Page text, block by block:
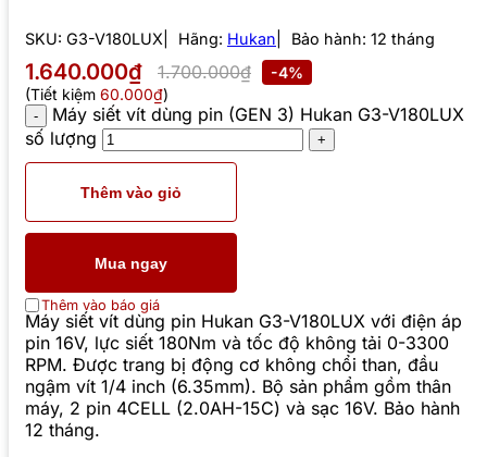
SKU: G3-V180LUX Hãng: Hukan Bảo hành: 12 tháng
1.640.000₫ 1.700.000₫
-4%
(Tiết kiệm 60.000₫)
Máy siết vít dùng pin (GEN 3) Hukan G3-V180LUX
số lượng
Thêm vào giỏ
Mua ngay
Thêm vào báo giá
Máy siết vít dùng pin Hukan G3-V180LUX với điện áp
pin 16V, lực siết 180Nm và tốc độ không tải 0-3300
RPM. Được trang bị động cơ không chổi than, đầu
ngậm vít 1/4 inch (6.35mm). Bộ sản phẩm gồm thân
máy, 2 pin 4CELL (2.0AH-15C) và sạc 16V. Bảo hành
12 tháng.